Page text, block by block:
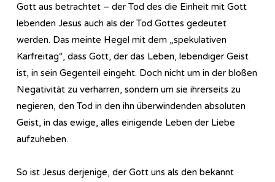
Gott aus betrachtet – der Tod des die Einheit mit Gott
lebenden Jesus auch als der Tod Gottes gedeutet
werden. Das meinte Hegel mit dem „spekulativen
Karfreitag“, dass Gott, der das Leben, lebendiger Geist
ist, in sein Gegenteil eingeht. Doch nicht um in der bloßen
Negativität zu verharren, sondern um sie ihrerseits zu
negieren, den Tod in den ihn überwindenden absoluten
Geist, in das ewige, alles einigende Leben der Liebe
aufzuheben.
So ist Jesus derjenige, der Gott uns als den bekannt